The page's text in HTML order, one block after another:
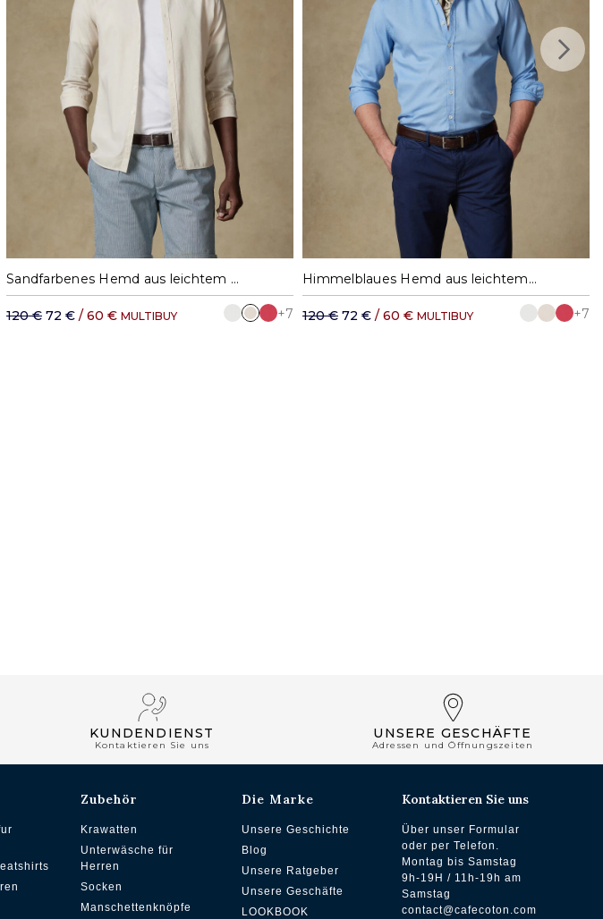
DHL Rest der Welt: ab 35,11 €
M L XL XXL Sandfarbenes Hemd aus leichtem Baumwollstoff
120 € 72 € / 60 € MULTIBUY +7
M L XL XXL Himmelblaues Hemd aus leichtem Baumwollstoff
120 € 72 € / 60 € MULTIBUY +7
KUNDENDIENST
Kontaktieren Sie uns
UNSERE GESCHÄFTE
Adressen und Öffnungszeiten
Zubehör
Krawatten
Unterwäsche für
Herren
Socken
Manschettenknöpfe
Die Marke
Unsere Geschichte
Blog
Unsere Ratgeber
Unsere Geschäfte
LOOKBOOK
Kontaktieren Sie uns
Über unser Formular
oder per Telefon.
Montag bis Samstag
9h-19H / 11h-19h am
Samstag
contact@cafecoton.com